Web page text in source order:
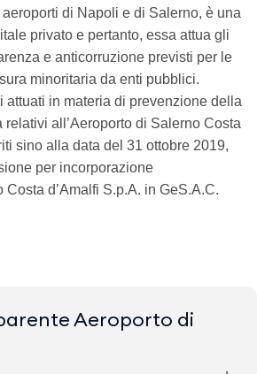
di Napoli e di Salerno, è una
privato e pertanto, essa attua gli
e anticorruzione previsti per le
minoritaria da enti pubblici.
attuati in materia di prevenzione della
all’Aeroporto di Salerno Costa
sino alla data del 31 ottobre 2019,
per incorporazione
Costa d’Amalfi S.p.A. in GeS.A.C.
Aeroporto di